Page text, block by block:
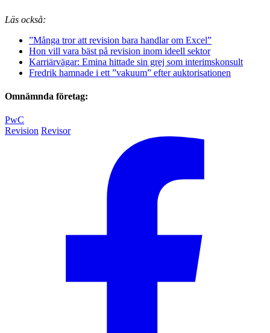
Läs också:
”Många tror att revision bara handlar om Excel”
Hon vill vara bäst på revision inom ideell sektor
Karriärvägar: Emina hittade sin grej som interimskonsult
Fredrik hamnade i ett ”vakuum” efter auktorisationen
Omnämnda företag:
PwC
Revision Revisor